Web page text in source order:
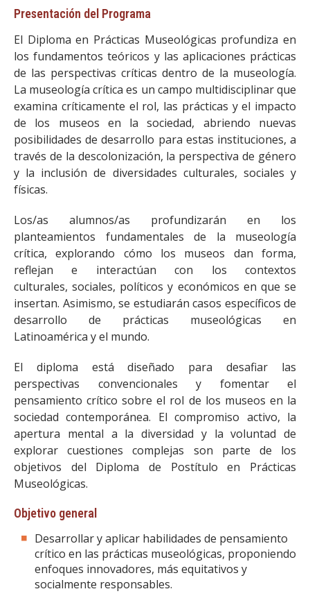
Presentación del Programa
El Diploma en Prácticas Museológicas profundiza en
los fundamentos teóricos y las aplicaciones prácticas
de las perspectivas críticas dentro de la museología.
La museología crítica es un campo multidisciplinar que
examina críticamente el rol, las prácticas y el impacto
de los museos en la sociedad, abriendo nuevas
posibilidades de desarrollo para estas instituciones, a
través de la descolonización, la perspectiva de género
y la inclusión de diversidades culturales, sociales y
físicas.
Los/as alumnos/as profundizarán en los
planteamientos fundamentales de la museología
crítica, explorando cómo los museos dan forma,
reflejan e interactúan con los contextos
culturales, sociales, políticos y económicos en que se
insertan. Asimismo, se estudiarán casos específicos de
desarrollo de prácticas museológicas en
Latinoamérica y el mundo.
El diploma está diseñado para desafiar las
perspectivas convencionales y fomentar el
pensamiento crítico sobre el rol de los museos en la
sociedad contemporánea. El compromiso activo, la
apertura mental a la diversidad y la voluntad de
explorar cuestiones complejas son parte de los
objetivos del Diploma de Postítulo en Prácticas
Museológicas.
Objetivo general
Desarrollar y aplicar habilidades de pensamiento
crítico en las prácticas museológicas, proponiendo
enfoques innovadores, más equitativos y
socialmente responsables.